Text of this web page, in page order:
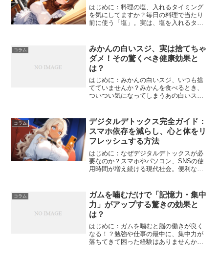
はじめに：料理の塩、入れるタイミング
を気にしてますか？毎日の料理で当たり
前に使う「塩」。実は、塩を入れるタイ
は、意外と知らない**「塩を入れるベス
トなタイミング」**と、...
コラム
みかんの白いスジ、実は捨てちゃ
ダメ！その驚くべき健康効果と
は？
はじめに：みかんの白いスジ、いつも捨
てていませんか？みかんを食べるとき、
ついつい気になってしまうあの白いス
スジ、**栄養が豊富に含まれており、捨
てるのは非常にもったいな...
コラム
デジタルデトックス完全ガイド：
スマホ依存を減らし、心と体をリ
フレッシュする方法
はじめに：なぜデジタルデトックスが必
要なのか？スマホやパソコン、SNSの使
用時間が増え続ける現代社会。便利な一
きない」「寝る前にスマホを見てしま
い、寝つきが悪い」 こ...
コラム
ガムを噛むだけで「記憶力・集中
力」がアップする驚きの効果と
は？
はじめに：ガムを噛むと脳の働きが良く
なる！？勉強や仕事の最中に、集中力が
落ちてきて困った経験はありませんか？